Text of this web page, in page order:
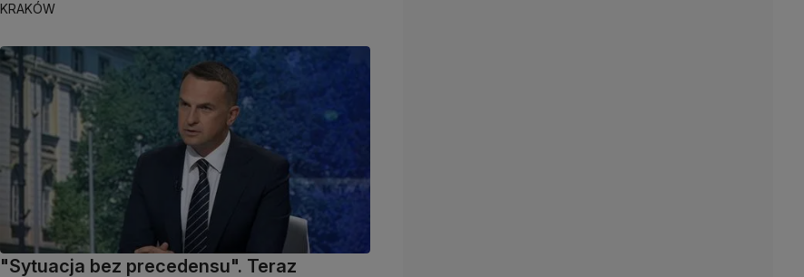
KRAKÓW
"Sytuacja bez precedensu". Teraz